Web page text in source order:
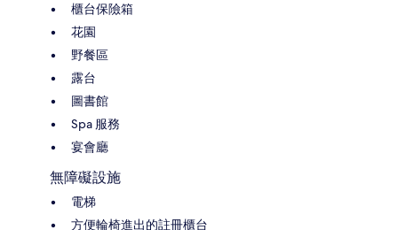
櫃台保險箱
花園
野餐區
露台
圖書館
Spa 服務
宴會廳
無障礙設施
電梯
方便輪椅進出的註冊櫃台